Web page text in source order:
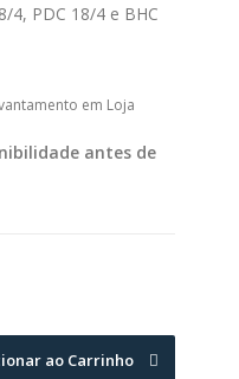
4, PDC 18/4 e BHC
em Loja
antes de
ao Carrinho